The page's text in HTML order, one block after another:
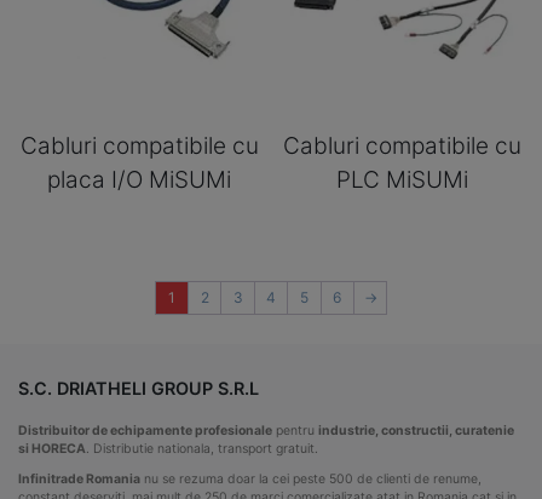
Cabluri compatibile cu
placa I/O MiSUMi
Cabluri compatibile cu
PLC MiSUMi
1 2 3 4 5 6 →
S.C. DRIATHELI GROUP S.R.L
Distribuitor de echipamente profesionale pentru industrie, constructii, curatenie
si HORECA. Distributie nationala, transport gratuit.
Infinitrade Romania nu se rezuma doar la cei peste 500 de clienti de renume,